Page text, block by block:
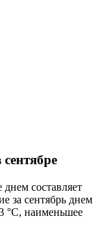
днем составляет
за сентябрь днем
°C, наименьшее